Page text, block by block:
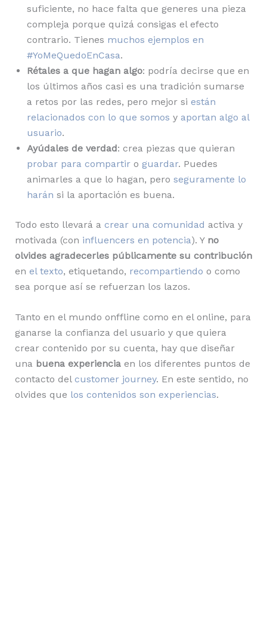
suficiente, no hace falta que generes una pieza
compleja porque quizá consigas el efecto
contrario. Tienes muchos ejemplos en
#YoMeQuedoEnCasa.
Rétales a que hagan algo: podría decirse que en
los últimos años casi es una tradición sumarse
a retos por las redes, pero mejor si están
relacionados con lo que somos y aportan algo al
usuario.
Ayúdales de verdad: crea piezas que quieran
probar para compartiro guardar. Puedes
animarles a que lo hagan, pero seguramente lo
harán si la aportación es buena.
Todo esto llevará a crear una comunidad activa y
motivada (con influencers en potencia). Y no
olvides agradecerles públicamente su contribución
en el texto, etiquetando, recompartiendo o como
sea porque así se refuerzan los lazos.
Tanto en el mundo onffline como en el online, para
ganarse la confianza del usuario y que quiera
crear contenido por su cuenta, hay que diseñar
una buena experienciaen los diferentes puntos de
contacto del customer journey. En este sentido, no
olvides que los contenidos son experiencias.